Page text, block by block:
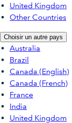
United Kingdom
Other Countries
Choisir un autre pays
Australia
Brazil
Canada (English)
Canada (French)
France
India
United Kingdom